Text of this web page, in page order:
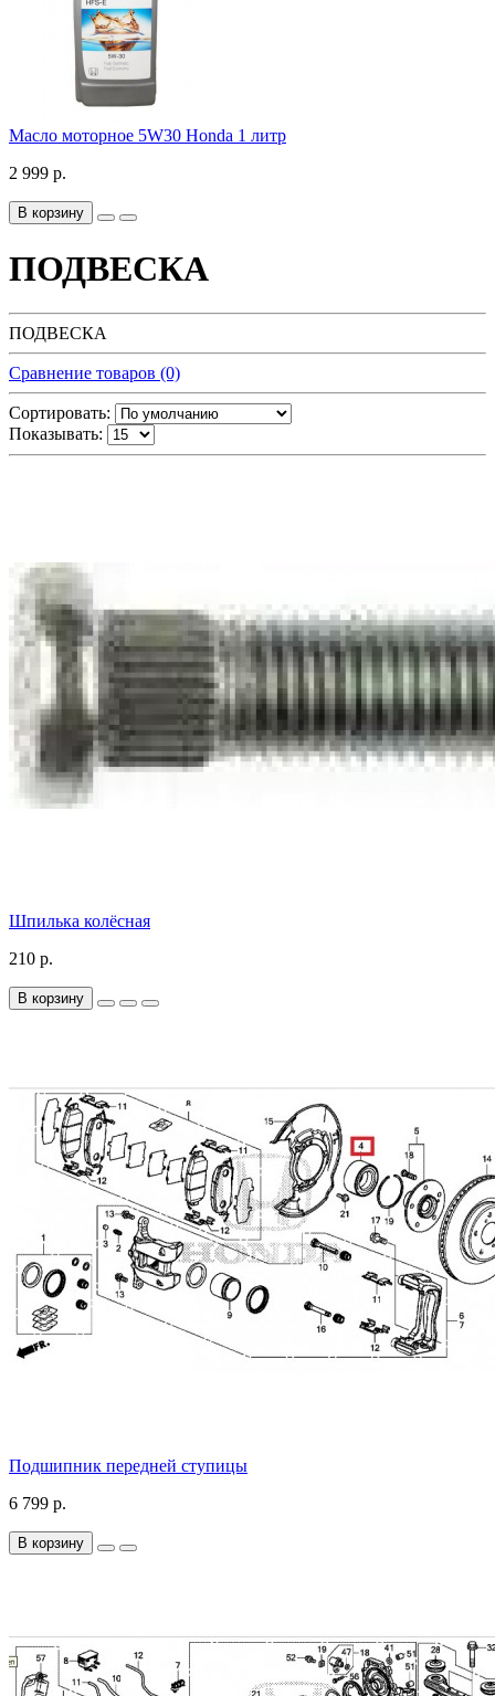
Масло моторное 5W30 Honda 1 литр
2 999 р.
В корзину
ПОДВЕСКА
ПОДВЕСКА
Сравнение товаров (0)
Сортировать:
Показывать:
Шпилька колёсная
210 р.
В корзину
Подшипник передней ступицы
6 799 р.
В корзину